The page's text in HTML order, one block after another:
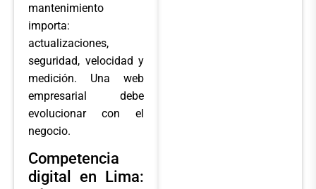
mantenimiento
importa:
actualizaciones,
seguridad, velocidad y
medición. Una web
empresarial debe
evolucionar con el
negocio.
Competencia
digital en Lima: